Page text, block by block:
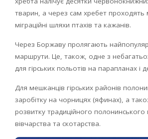
тварин, а через сам хребет проходять
міграційні шляхи птахів та кажанів.
Через Боржаву пролягають
маршрути. Це, також, одне з небагатьох
для гірських польотів на парапланах і
Для мешканців гірських районів
заробітку на чорницях (яфинах), а
розвитку традиційного полонинського
вівчарства та скотарства.